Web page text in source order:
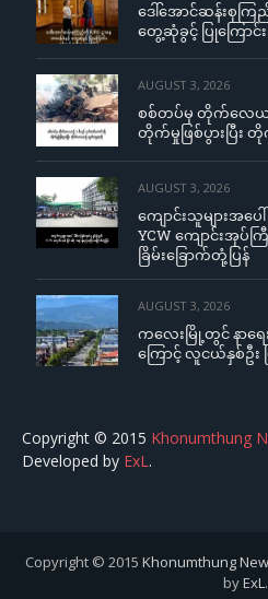
ဒေါ်အောင်ဆန်းစုကြ
တွေ့ဆုံခွင့် ပြုကြော
AUGUST 3, 2026
စစ်တပ်မှ တိုက်လေယ
တိုက်မှုဖြစ်ပွားပြီ
AUGUST 3, 2026
ကျောင်းသူများအ
YCW ကျောင်းအုပ်
ခြိမ်းခြောက်တုံ့ပြန်
AUGUST 3, 2026
ကလေးမြို့တွင် နာရ
ကြောင့် လူငယ်နှစ်ဦး
Copyright © 2015 Khonumthung
Developed by ExL.
Copyright © 2015 Khonumthung
byExL.